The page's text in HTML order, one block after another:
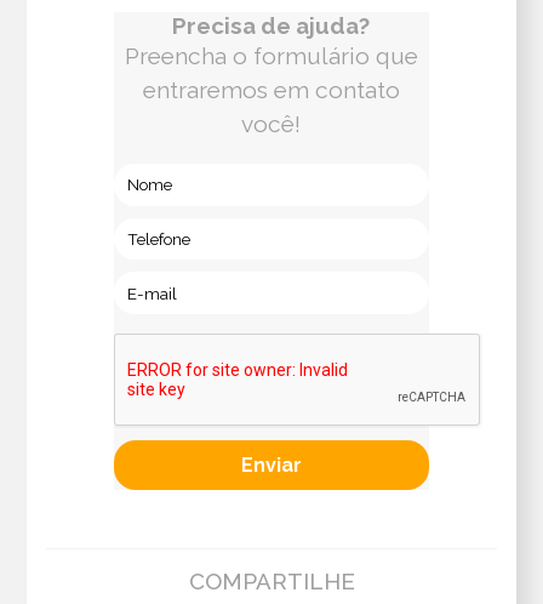
Precisa de ajuda?
Preencha o formulário que
entraremos em contato
você!
COMPARTILHE